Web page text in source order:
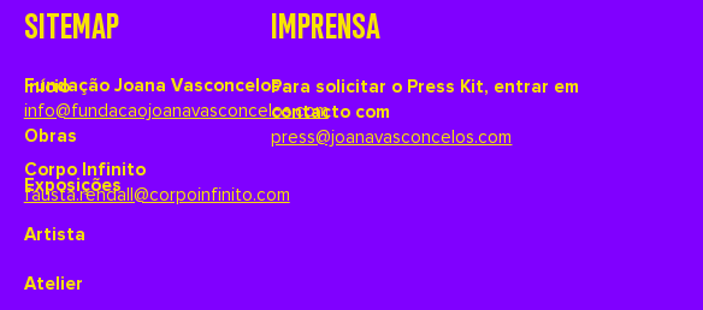
Fundação Joana Vasconcelos
info@fundacaojoanavasconcelos.com
Corpo Infinito
fausta.rendall@corpoinfinito.com
SITEMAP
Início
Obras
Exposições
Artista
Atelier
IMPRENSA
Para solicitar o Press Kit, entrar em
contacto com
press@joanavasconcelos.com